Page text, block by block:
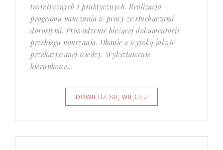
teoretycznych i praktycznych. Realizacja
programu nauczania w pracy ze słuchaczami
dorosłymi. Prowadzenie bieżącej dokumentacji
przebiegu nauczania. Dbanie o wysoką jakość
przekazywanej wiedzy. Wykształcenie
kierunkowe...